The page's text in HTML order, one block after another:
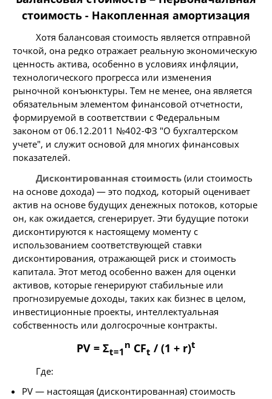
стоимость - Накопленная амортизация
Хотя балансовая стоимость является отправной
точкой, она редко отражает реальную экономическую
ценность актива, особенно в условиях инфляции,
технологического прогресса или изменения
рыночной конъюнктуры. Тем не менее, она является
обязательным элементом финансовой отчетности,
формируемой в соответствии с Федеральным
законом от 06.12.2011 №402-ФЗ "О бухгалтерском
учете", и служит основой для многих финансовых
показателей.
Дисконтированная стоимость(или стоимость
на основе дохода) — это подход, который оценивает
актив на основе будущих денежных потоков, которые
он, как ожидается, сгенерирует. Эти будущие потоки
дисконтируются к настоящему моменту с
использованием соответствующей ставки
дисконтирования, отражающей риск и стоимость
капитала. Этот метод особенно важен для оценки
активов, которые генерируют стабильные или
прогнозируемые доходы, таких как бизнес в целом,
инвестиционные проекты, интеллектуальная
собственность или долгосрочные контракты.
PV = Σt=1
n CFt / (1 + r)t
Где:
PV — настоящая (дисконтированная) стоимость